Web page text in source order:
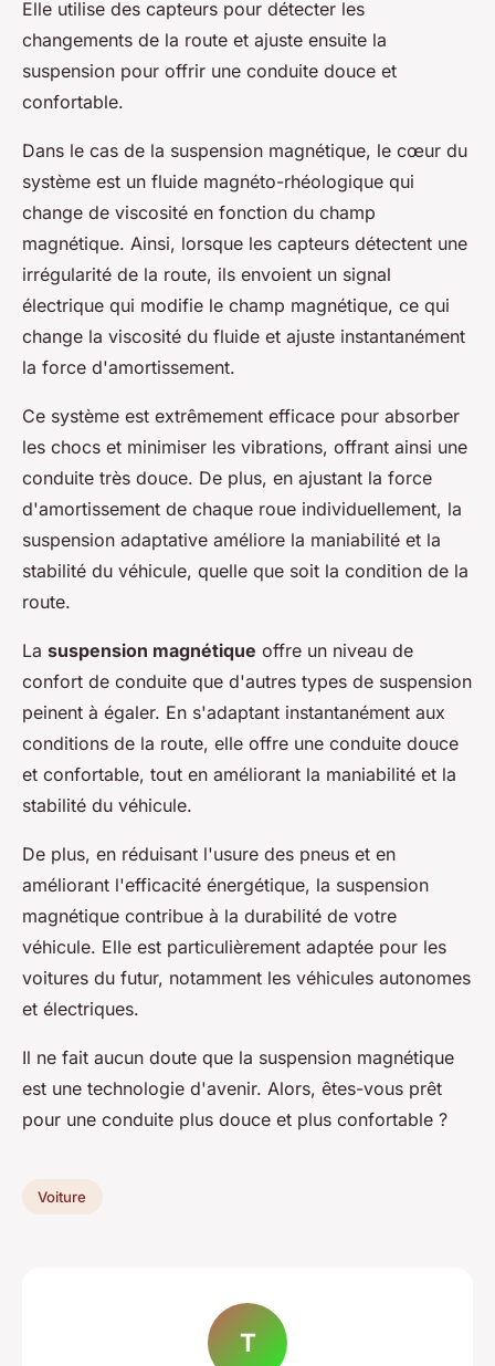
Elle utilise des capteurs pour détecter les
changements de la route et ajuste ensuite la
suspension pour offrir une conduite douce et
confortable.
Dans le cas de la suspension magnétique, le cœur du
système est un fluide magnéto-rhéologique qui
change de viscosité en fonction du champ
magnétique. Ainsi, lorsque les capteurs détectent une
irrégularité de la route, ils envoient un signal
électrique qui modifie le champ magnétique, ce qui
change la viscosité du fluide et ajuste instantanément
la force d'amortissement.
Ce système est extrêmement efficace pour absorber
les chocs et minimiser les vibrations, offrant ainsi une
conduite très douce. De plus, en ajustant la force
d'amortissement de chaque roue individuellement, la
suspension adaptative améliore la maniabilité et la
stabilité du véhicule, quelle que soit la condition de la
route.
La suspension magnétique offre un niveau de
confort de conduite que d'autres types de suspension
peinent à égaler. En s'adaptant instantanément aux
conditions de la route, elle offre une conduite douce
et confortable, tout en améliorant la maniabilité et la
stabilité du véhicule.
De plus, en réduisant l'usure des pneus et en
améliorant l'efficacité énergétique, la suspension
magnétique contribue à la durabilité de votre
véhicule. Elle est particulièrement adaptée pour les
voitures du futur, notamment les véhicules autonomes
et électriques.
Il ne fait aucun doute que la suspension magnétique
est une technologie d'avenir. Alors, êtes-vous prêt
pour une conduite plus douce et plus confortable ?
Voiture
T